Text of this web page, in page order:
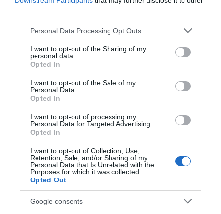
Please note that this website/app uses one or more Google
not limited to your visit or usage behaviour. You may click to
grant or deny consent to Google and its third-party tags to
use your data for below specified purposes in below Google
consent section.
Personal Data Processing Opt Outs
I want to opt-out of the Sharing of my
personal data.
Opted In
I want to opt-out of the Sale of my
Personal Data.
Opted In
I want to opt-out of processing my
Personal Data for Targeted Advertising.
Opted In
I want to opt-out of Collection, Use,
Retention, Sale, and/or Sharing of my
Personal Data that Is Unrelated with the
Purposes for which it was collected.
Opted Out
Google consents
conforme. Tutto misurato: metriche di adozione,
error budget, tempi di provisioning, percentuale di
benefici dell’anti lock-in.
Checklist operativa finale
Una checklist riduce l’ambiguità nelle fasi critiche e
accelera il passaggio con trasparenza. Gli step
chiave aiutano a mantenere la rotta e a misurare i
Inventario automatizzato e grafo delle
dipendenze completati.
Target stack definito con standard, versioni e
deroghe temporanee.